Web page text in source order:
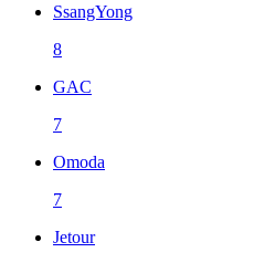
SsangYong
8
GAC
7
Omoda
7
Jetour